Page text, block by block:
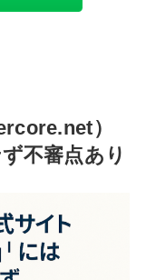
）
不審点あり